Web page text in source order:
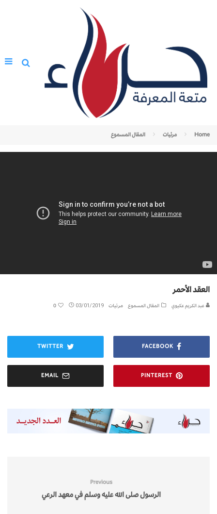
Home مرئيات المقال المسموع
العقد الأحمر
عبد الكريم عكيوي المقال المسموع مرئيات 03/01/2019
0
FACEBOOK
TWITTER
PINTEREST
EMAIL
Previous
الرسول صلى الله عليه وسلم في معهد الرعي